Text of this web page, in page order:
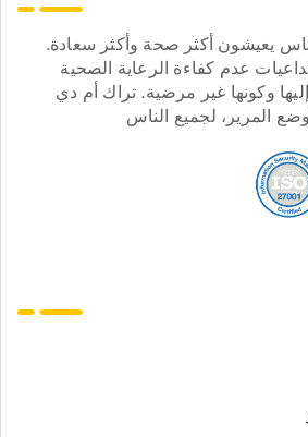
يعيشون أكثر صحة وأكثر سعادة.
عدم كفاءة الرعاية الصحية
وكونها غير مرضية. تراك أم دي
المرير، لجميع الناس